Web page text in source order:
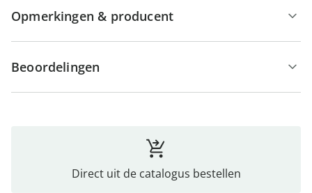
Opmerkingen & producent
Beoordelingen
Direct uit de catalogus bestellen